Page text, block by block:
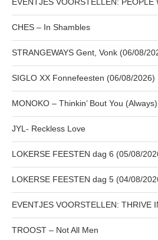
EVENTJES VOORSTELLEN: PEOPLE
CHES – In Shambles
STRANGEWAYS Gent, Vonk (06/08/
SIGLO XX Fonnefeesten (06/08/2026)
MONOKO – Thinkin’ Bout You (Always)
JYL- Reckless Love
LOKERSE FEESTEN dag 6 (05/08/
LOKERSE FEESTEN dag 5 (04/08/
EVENTJES VOORSTELLEN: THRIVE
TROOST – Not All Men